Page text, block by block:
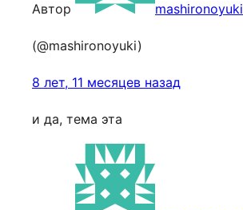
Автор mashironoyuki
(@mashironoyuki)
8 лет, 11 месяцев назад
и да, тема эта